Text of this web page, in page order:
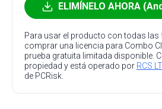
ELIMÍNELO AHORA
Para usar el producto con todas las
comprar una licencia para Combo
prueba gratuita limitada disponible.
propiedad y está operado por RCS LT
de PCRisk.